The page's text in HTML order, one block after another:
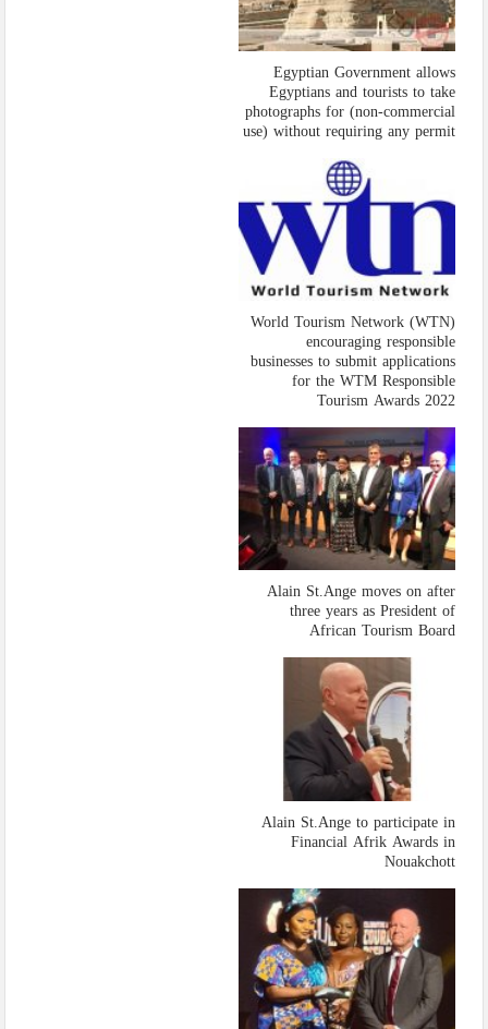
Egyptian Government allows
Egyptians and tourists to take
photographs for (non-commercial
use) without requiring any permit
World Tourism Network (WTN)
encouraging responsible
businesses to submit applications
for the WTM Responsible
Tourism Awards 2022
Alain St.Ange moves on after
three years as President of
African Tourism Board
Alain St.Ange to participate in
Financial Afrik Awards in
Nouakchott